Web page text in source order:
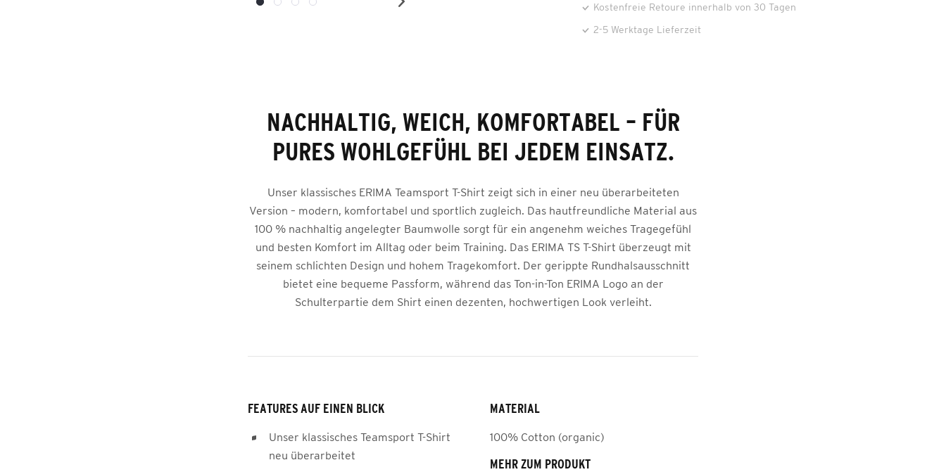
Kostenfreie Retoure innerhalb von 30 Tagen
2-5 Werktage Lieferzeit
NACHHALTIG, WEICH, KOMFORTABEL – FÜR
PURES WOHLGEFÜHL BEI JEDEM EINSATZ.
Unser klassisches ERIMA Teamsport T-Shirt zeigt sich in einer neu überarbeiteten
Version – modern, komfortabel und sportlich zugleich. Das hautfreundliche Material aus
100 % nachhaltig angelegter Baumwolle sorgt für ein angenehm weiches Tragegefühl
und besten Komfort im Alltag oder beim Training. Das ERIMA TS T-Shirt überzeugt mit
seinem schlichten Design und hohem Tragekomfort. Der gerippte Rundhalsausschnitt
bietet eine bequeme Passform, während das Ton-in-Ton ERIMA Logo an der
Schulterpartie dem Shirt einen dezenten, hochwertigen Look verleiht.
FEATURES AUF EINEN BLICK
Unser klassisches Teamsport T-Shirt
neu überarbeitet
MATERIAL
100% Cotton (organic)
MEHR ZUM PRODUKT